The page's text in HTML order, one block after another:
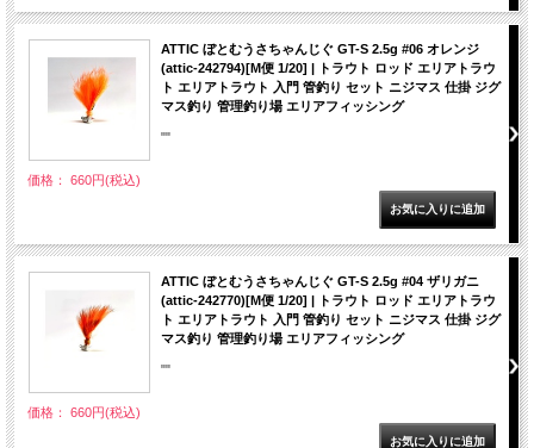
ATTIC ぼとむうさちゃんじぐ GT-S 2.5g #06 オレンジ
(attic-242794)[M便 1/20] | トラウト ロッド エリアトラウ
ト エリアトラウト 入門 管釣り セット ニジマス 仕掛 ジグ
マス釣り 管理釣り場 エリアフィッシング
""
価格： 660円(税込)
ATTIC ぼとむうさちゃんじぐ GT-S 2.5g #04 ザリガニ
(attic-242770)[M便 1/20] | トラウト ロッド エリアトラウ
ト エリアトラウト 入門 管釣り セット ニジマス 仕掛 ジグ
マス釣り 管理釣り場 エリアフィッシング
""
価格： 660円(税込)